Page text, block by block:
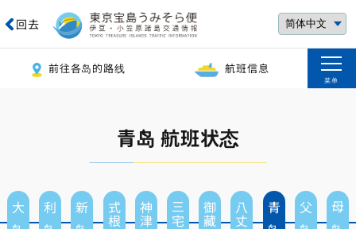
回去
前往各岛的路线 航班信息
菜单
青岛 航班状态
大岛 利岛 新岛 式根岛 神津岛 三宅岛 御藏岛 八丈岛 青岛 父岛 母岛